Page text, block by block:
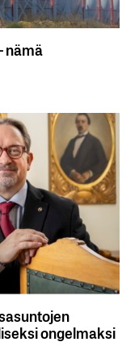
nämä
ongelmaksi